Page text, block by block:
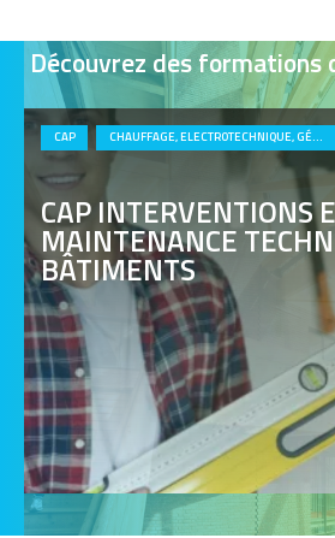
Découvrez des formations
CAP INTERVENTIONS
MAINTENANCE
BÂTIMENTS
CAP CHAUFFAGE, ELECTROTECHNIQUE, GÉNIE CLIMATIQUE, PLOMBERIE, SECOND ŒUVRE FINITION